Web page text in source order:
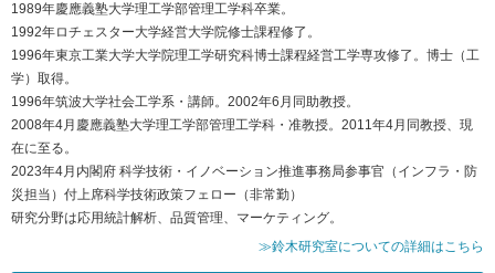
1989年慶應義塾大学理工学部管理工学科卒業。
1992年ロチェスター大学経営大学院修士課程修了。
1996年東京工業大学大学院理工学研究科博士課程経営工学専攻修了。博士（工
学）取得。
1996年筑波大学社会工学系・講師。2002年6月同助教授。
2008年4月慶應義塾大学理工学部管理工学科・准教授。2011年4月同教授、現
在に至る。
2023年4月内閣府 科学技術・イノベーション推進事務局参事官（インフラ・防
災担当）付上席科学技術政策フェロー（非常勤）
研究分野は応用統計解析、品質管理、マーケティング。
≫鈴木研究室についての詳細はこちら